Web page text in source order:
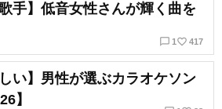
手】低音女性さんが輝く曲を
chat_bubble_outline 1 favorite_border 417
い】男性が選ぶカラオケソン
】